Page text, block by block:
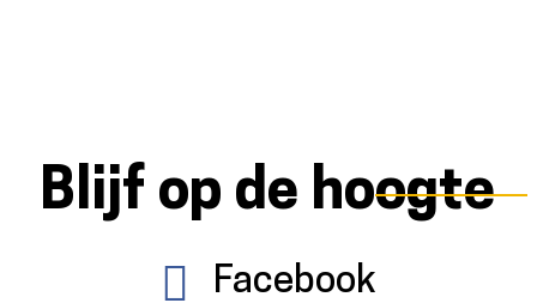
Blijf op de hoogte
Facebook